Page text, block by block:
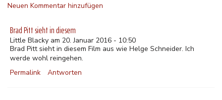
Neuen Kommentar hinzufügen
Brad Pitt sieht in diesem
Little Blacky am 20. Januar 2016 - 10:50
Brad Pitt sieht in diesem Film aus wie Helge Schneider. Ich
werde wohl reingehen.
Permalink
Antworten